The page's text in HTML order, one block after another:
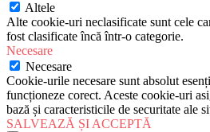
Altele
Alte cookie-uri neclasificate sunt cele
fost clasificate încă într-o categorie.
Necesare
Necesare
Cookie-urile necesare sunt absolut
funcționeze corect. Aceste cookie-uri
bază și caracteristicile de securitate ale
SALVEAZĂ ȘI ACCEPTĂ